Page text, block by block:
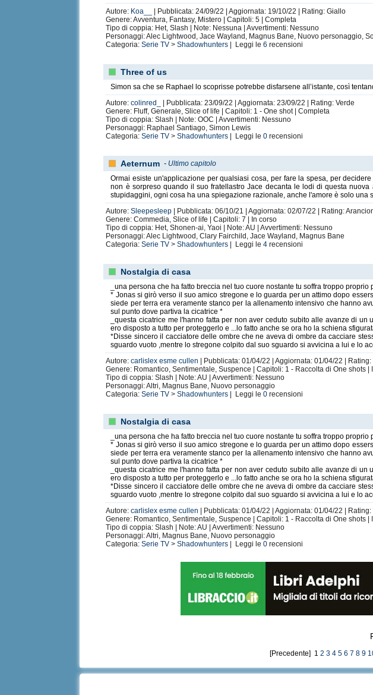
Autore: Koa__
| Pubblicata: 24/09/22 | Aggiornata: 19/10/22 | Rating: Giallo
Genere: Avventura, Fantasy, Mistero | Capitoli: 5 | Completa
Tipo di coppia: Het, Slash | Note: Nessuna | Avvertimenti: Nessuno
Personaggi: Alec Lightwood, Jace Wayland, Magnus Bane, Nuovo personaggio,
Categoria:Serie TV >Shadowhunters | Leggi le6 recensioni
Three of us
Simon sa che se Raphael lo scoprisse potrebbe disfarsene all’istante, così
Autore:colinred_
| Pubblicata: 23/09/22 | Aggiornata: 23/09/22 | Rating: Verde
Genere: Fluff, Generale, Slice of life | Capitoli: 1 - One shot | Completa
Tipo di coppia: Slash | Note: OOC | Avvertimenti: Nessuno
Personaggi: Raphael Santiago, Simon Lewis
Categoria:Serie TV >Shadowhunters | Leggi le0 recensioni
Aeternum - Ultimo capitolo
Ormai esiste un'applicazione per qualsiasi cosa, per fare la spesa, per
non è sorpreso quando il suo fratellastro Jace decanta le lodi di questa
stupidaggini, ogni cosa ha una spiegazione razionale, anche l'amore è solo una
Autore:Sleepesleep | Pubblicata: 06/10/21 | Aggiornata: 02/07/22 | Rating:
Genere: Commedia, Slice of life | Capitoli: 7 | In corso
Tipo di coppia: Het, Shonen-ai, Yaoi | Note: AU | Avvertimenti: Nessuno
Personaggi: Alec Lightwood, Clary Fairchild, Jace Wayland, Magnus Bane
Categoria:Serie TV >Shadowhunters | Leggi le4 recensioni
Nostalgia di casa
_una persona che ha fatto breccia nel tuo cuore nostante tu soffra troppo
* Jonas si girò verso il suo amico stregone e lo guarda per un attimo dopo
siede per terra era veramente stanco per la allenamento intensivo che hanno
sul punto dove partiva la cicatrice *
_questa cicatrice me l'hanno fatta per non aver ceduto subito alle avanze di
ero disposto a tutto per proteggerlo e ...lo fatto anche se ora ho la schiena
*Disse sincero il cacciatore delle ombre che ne aveva di ombre da cacciare
sguardo vuoto ,mentre lo stregone colpito dal suo sguardo si avvicina a lui e lo
Autore:carlislex esme cullen
| Pubblicata: 01/04/22 | Aggiornata: 01/04/22 | Rating:
Genere: Romantico, Sentimentale, Suspence | Capitoli: 1 - Raccolta di One shots |
Tipo di coppia: Slash | Note: AU | Avvertimenti: Nessuno
Personaggi: Altri, Magnus Bane, Nuovo personaggio
Categoria:Serie TV >Shadowhunters | Leggi le0 recensioni
Nostalgia di casa
_una persona che ha fatto breccia nel tuo cuore nostante tu soffra troppo
* Jonas si girò verso il suo amico stregone e lo guarda per un attimo dopo
siede per terra era veramente stanco per la allenamento intensivo che hanno
sul punto dove partiva la cicatrice *
_questa cicatrice me l'hanno fatta per non aver ceduto subito alle avanze di
ero disposto a tutto per proteggerlo e ...lo fatto anche se ora ho la schiena
*Disse sincero il cacciatore delle ombre che ne aveva di ombre da cacciare
sguardo vuoto ,mentre lo stregone colpito dal suo sguardo si avvicina a lui e lo
Autore:carlislex esme cullen
| Pubblicata: 01/04/22 | Aggiornata: 01/04/22 | Rating:
Genere: Romantico, Sentimentale, Suspence | Capitoli: 1 - Raccolta di One shots |
Tipo di coppia: Slash | Note: AU | Avvertimenti: Nessuno
Personaggi: Altri, Magnus Bane, Nuovo personaggio
Categoria:Serie TV >Shadowhunters | Leggi le0 recensioni
[Precedente] 12 3 4 5 6 7 8 9